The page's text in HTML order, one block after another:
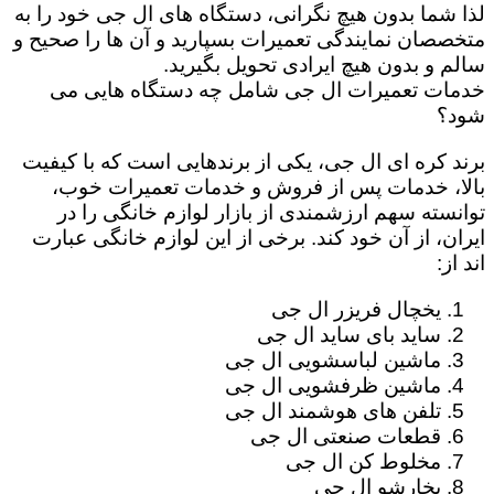
لذا شما بدون هیچ نگرانی، دستگاه های ال جی خود را به
متخصصان نمایندگی تعمیرات بسپارید و آن ها را صحیح و
سالم و بدون هیچ ایرادی تحویل بگیرید.
خدمات تعمیرات ال جی شامل چه دستگاه هایی می
شود؟
برند کره ای ال جی، یکی از برندهایی است که با کیفیت
بالا، خدمات پس از فروش و خدمات تعمیرات خوب،
توانسته سهم ارزشمندی از بازار لوازم خانگی را در
ایران، از آن خود کند. برخی از این لوازم خانگی عبارت
اند از:
یخچال فریزر ال جی
ساید بای ساید ال جی
ماشین لباسشویی ال جی
ماشین ظرفشویی ال جی
تلفن های هوشمند ال جی
قطعات صنعتی ال جی
مخلوط کن ال جی
بخارشو ال جی